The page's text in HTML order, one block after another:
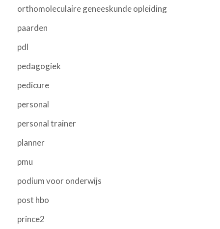
orthomoleculaire geneeskunde opleiding
paarden
pdl
pedagogiek
pedicure
personal
personal trainer
planner
pmu
podium voor onderwijs
post hbo
prince2